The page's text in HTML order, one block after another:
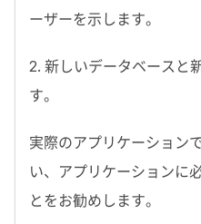
ーザーを示します。
2. 新しいデータベースと
す。
実際のアプリケーション
い、アプリケーションに
とをお勧めします。